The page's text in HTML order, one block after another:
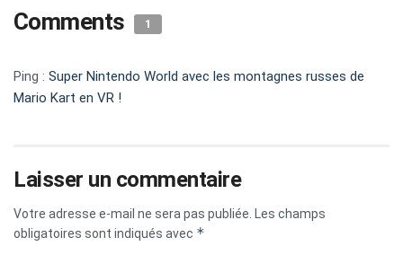
Comments 1
Ping : Super Nintendo World avec les montagnes russes de
Mario Kart en VR !
Laisser un commentaire
Votre adresse e-mail ne sera pas publiée. Les champs
obligatoires sont indiqués avec *